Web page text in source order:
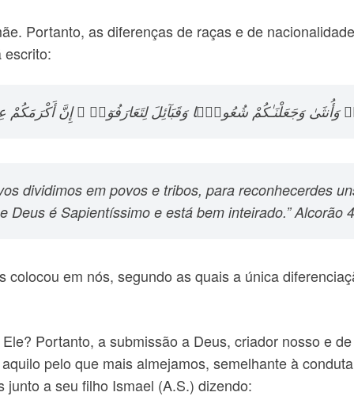
Portanto, as diferenças de raças e de
escrito:
وَأُنثَىٰ وَجَعَلْنَـٰكُمْ شُعُوبًۭا وَقَبَآئِلَ لِتَعَارَفُوٓا۟ ۚ إِنَّ أَكْرَمَكُمْ
dividimos em povos e tribos, para reconhecerdes
é Sapientíssimo e está bem inteirado.” Alcorão
em nós, segundo as quais a única
Portanto, a submissão a Deus, criador nosso e
pelo que mais almejamos, semelhante à
a seu filho Ismael (A.S.) dizendo: